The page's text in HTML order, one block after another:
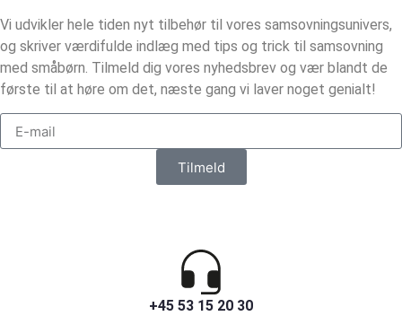
Vi udvikler hele tiden nyt tilbehør til vores samsovningsunivers,
og skriver værdifulde indlæg med tips og trick til samsovning
med småbørn. Tilmeld dig vores nyhedsbrev og vær blandt de
første til at høre om det, næste gang vi laver noget genialt!
Tilmeld
+45 53 15 20 30